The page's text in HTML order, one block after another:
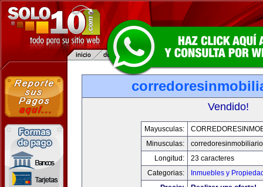
Vendido!
Mayusculas:
Minusculas:
Longitud:
23 caracteres
Categorias:
Inmuebles y